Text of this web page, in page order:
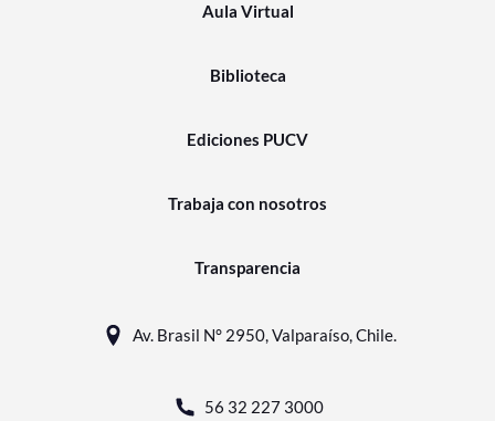
Aula Virtual
Biblioteca
Ediciones PUCV
Trabaja con nosotros
Transparencia
Av. Brasil N° 2950, Valparaíso, Chile.
56 32 227 3000